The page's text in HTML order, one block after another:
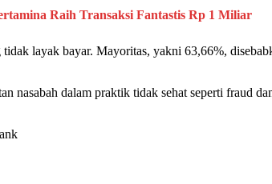
Raih Transaksi Fantastis Rp 1 Miliar
layak bayar. Mayoritas, yakni 63,66%,
nasabah dalam praktik tidak sehat seperti fraud